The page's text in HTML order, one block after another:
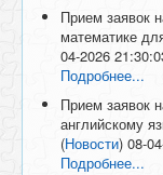
Прием заявок
математике
04-2026
Подробнее...
Прием заявок
английскому
(Новости) 08-
Подробнее...